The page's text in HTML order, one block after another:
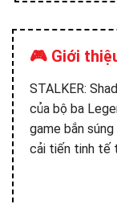
🎮 Giới
STALKER:
của bộ ba
game bắn
cải tiến tinh tế